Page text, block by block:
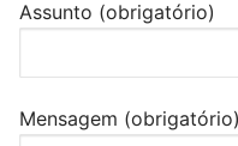
Assunto (obrigatório)
Mensagem (obrigatório)